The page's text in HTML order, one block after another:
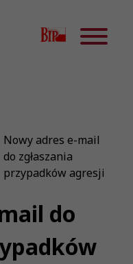
Nowy adres e-mail
do zgłaszania
przypadków agresji
do